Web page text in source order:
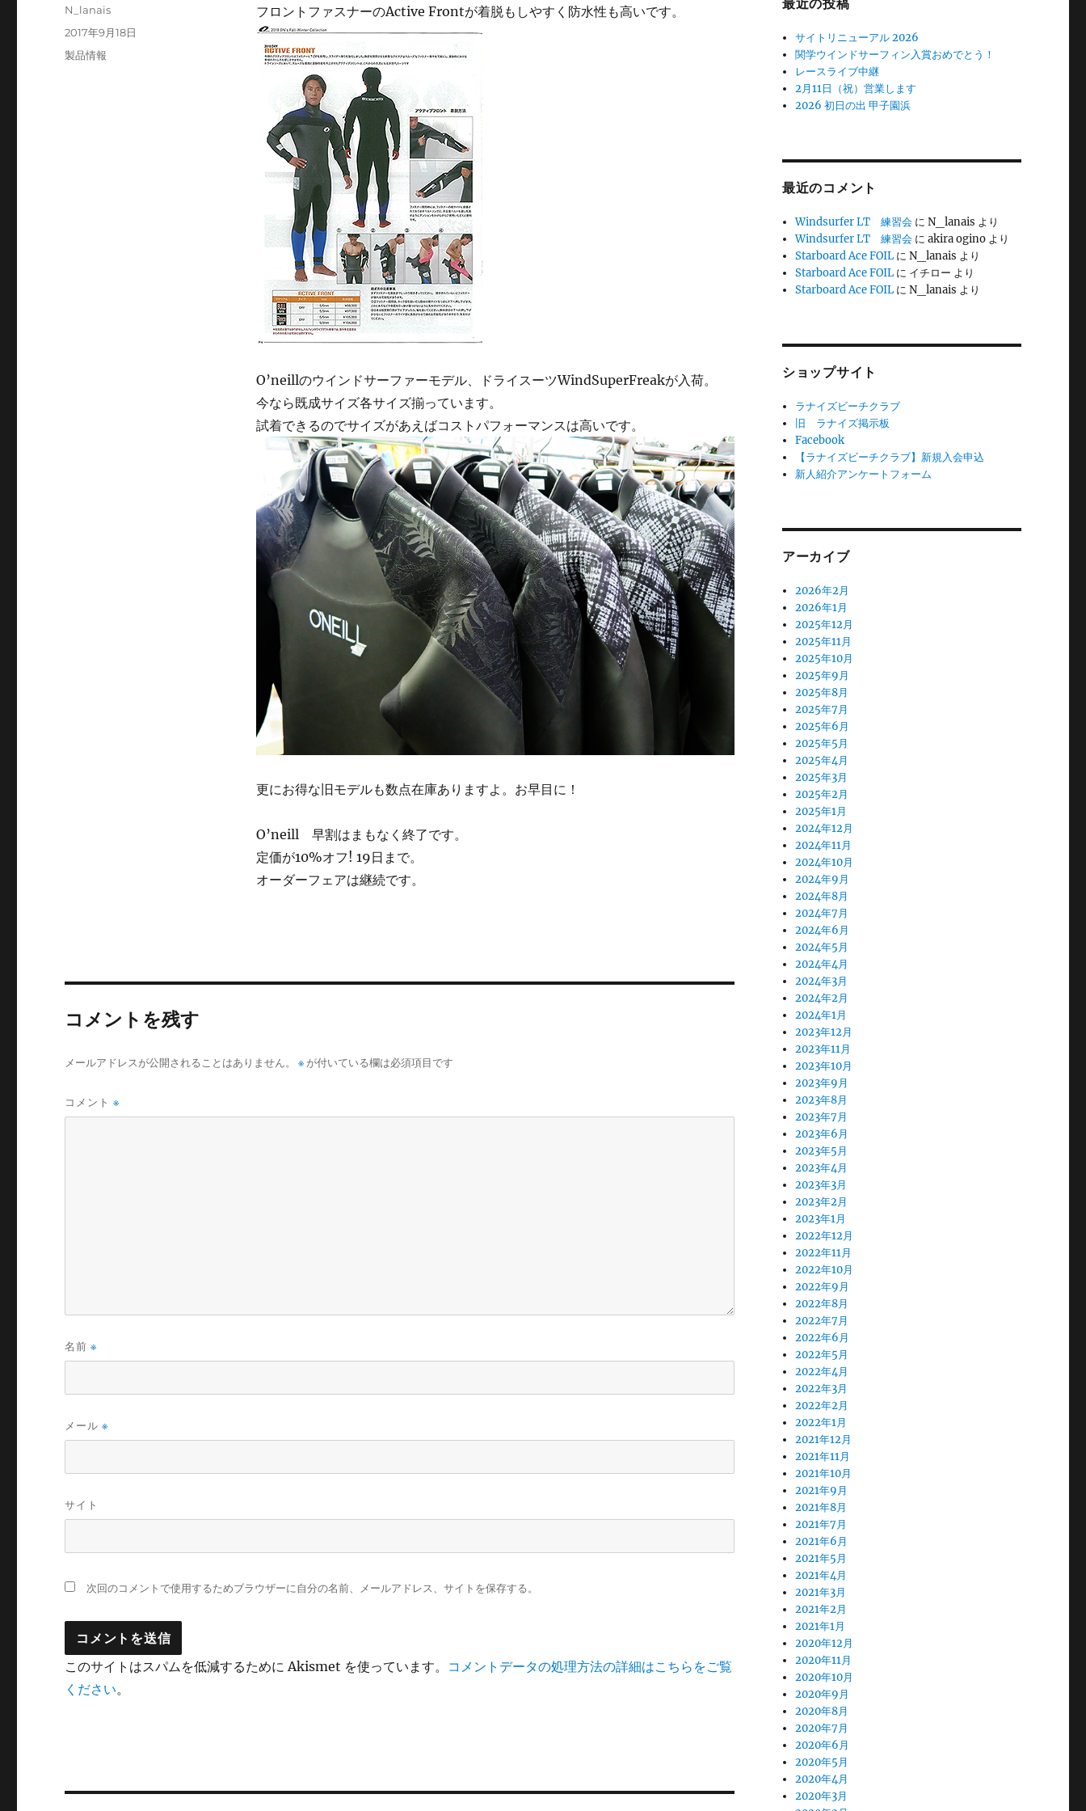
フロントファスナーのActive Frontが着脱もしやすく防水性も高いです。
O’neillのウインドサーファーモデル、ドライスーツWindSuperFreakが入荷。
今なら既成サイズ各サイズ揃っています。
試着できるのでサイズがあえばコストパフォーマンスは高いです。
更にお得な旧モデルも数点在庫ありますよ。お早目に！
O’neill 早割はまもなく終了です。
定価が10%オフ! 19日まで。
オーダーフェアは継続です。
投
N_lanais
投
稿
2017年9月18日
カ
製品情報
コメントを残す
メールアドレスが公開されることはありません。 ※ が付いている欄は必須項目です
コメント※
名前※
メール※
サイト
次回のコメントで使用するためブラウザーに自分の名前、メールアドレス、サイトを保存する。
このサイトはスパムを低減するために Akismet を使っています。 コメントデータの処理方法の詳細はこちらをご覧
ください。
最近の投稿
サイトリニューアル 2026
関学ウインドサーフィン入賞おめでとう！
レースライブ中継
2月11日（祝）営業します
2026 初日の出 甲子園浜
最近のコメント
Windsurfer LT 練習会 にN_lanais より
Windsurfer LT 練習会 にakira ogino より
Starboard Ace FOIL にN_lanais より
Starboard Ace FOIL に イチロー より
Starboard Ace FOIL にN_lanais より
ショップサイト
ラナイズビーチクラブ
旧 ラナイズ掲示板
Facebook
【ラナイズビーチクラブ】新規入会申込
新人紹介アンケートフォーム
アーカイブ
2026年2月
2026年1月
2025年12月
2025年11月
2025年10月
2025年9月
2025年8月
2025年7月
2025年6月
2025年5月
2025年4月
2025年3月
2025年2月
2025年1月
2024年12月
2024年11月
2024年10月
2024年9月
2024年8月
2024年7月
2024年6月
2024年5月
2024年4月
2024年3月
2024年2月
2024年1月
2023年12月
2023年11月
2023年10月
2023年9月
2023年8月
2023年7月
2023年6月
2023年5月
2023年4月
2023年3月
2023年2月
2023年1月
2022年12月
2022年11月
2022年10月
2022年9月
2022年8月
2022年7月
2022年6月
2022年5月
2022年4月
2022年3月
2022年2月
2022年1月
2021年12月
2021年11月
2021年10月
2021年9月
2021年8月
2021年7月
2021年6月
2021年5月
2021年4月
2021年3月
2021年2月
2021年1月
2020年12月
2020年11月
2020年10月
2020年9月
2020年8月
2020年7月
2020年6月
2020年5月
2020年4月
2020年3月